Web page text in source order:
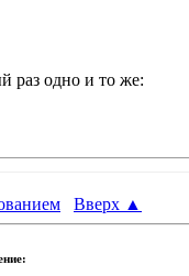
раз одно и то же:
Вверх ▲